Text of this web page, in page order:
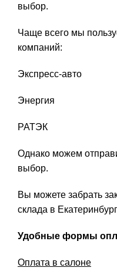
выбор.
Чаще всего мы
компаний:
Экспресс-авто
Энергия
РАТЭК
Однако можем
выбор.
Вы можете забрать
склада в
Удобные формы
Оплата в салоне